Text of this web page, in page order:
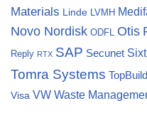
Materials Linde LVMH
Novo Nordisk ODFL Otis
Reply RTX SAP Secunet Sixt
Tomra Systems TopBuild
Visa VW Waste